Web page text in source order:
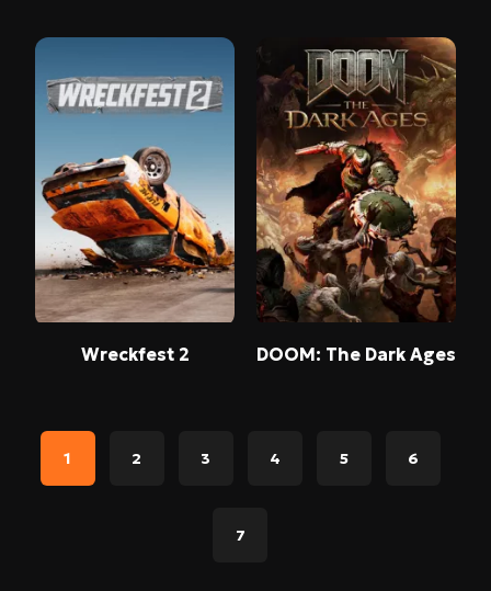
Wreckfest 2 DOOM: The Dark Ages
1 2 3 4 5 6
7